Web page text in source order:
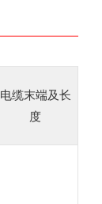
电缆末端及长
度